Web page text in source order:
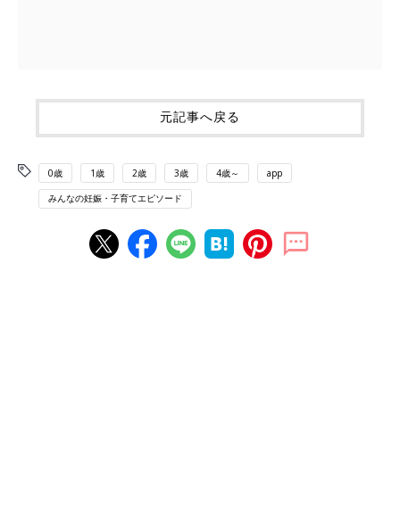
元記事へ戻る
0歳 1歳 2歳 3歳 4歳～ app
みんなの妊娠・子育てエピソード